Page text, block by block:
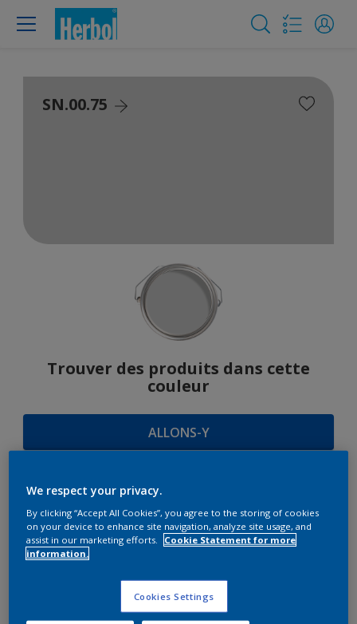
SN.00.75
Trouver des produits dans cette
couleur
ALLONS-Y
SUGGESTIONS
D'HARMONIES
Le Blanc Parfait
We respect your privacy.
By clicking “Accept All Cookies”, you agree to the storing of cookies
on your device to enhance site navigation, analyze site usage, and
assist in our marketing efforts.
Cookie Statement for more
information.
Cookies Settings